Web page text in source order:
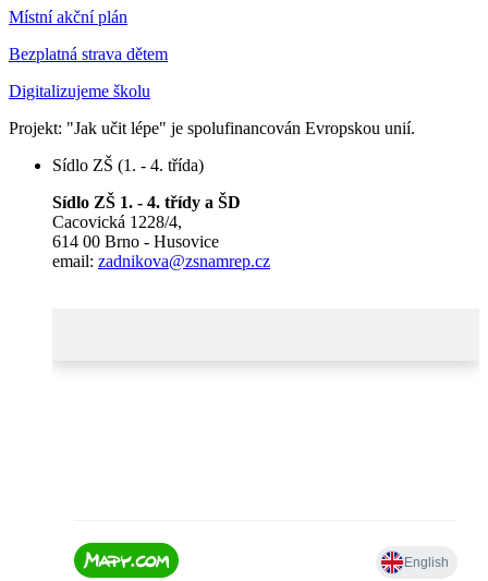
Místní akční plán
Bezplatná strava dětem
Digitalizujeme školu
Projekt: "Jak učit lépe" je spolufinancován Evropskou unií.
Sídlo ZŠ (1. - 4. třída)
Sídlo ZŠ 1. - 4. třídy a ŠD
Cacovická 1228/4,
614 00 Brno - Husovice
email: zadnikova@zsnamrep.cz